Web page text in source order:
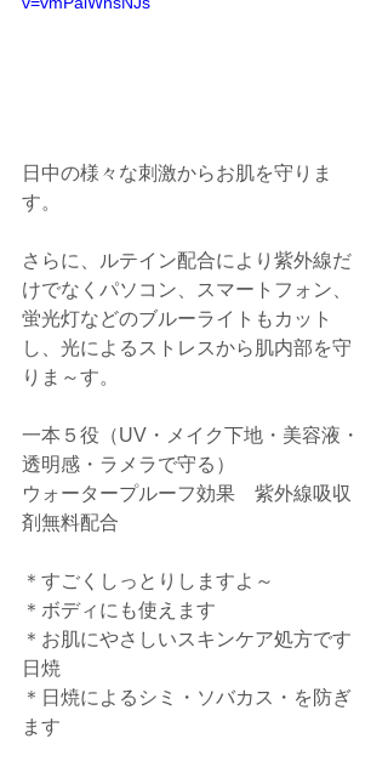
日中の様々な刺激からお肌を守りま
す。
さらに、ルテイン配合により紫外線だ
けでなくパソコン、スマートフォン、
蛍光灯などのブルーライトもカット
し、光によるストレスから肌内部を守
りま～す。
一本５役（UV・メイク下地・美容液・
透明感・ラメラで守る）
ウォータープルーフ効果　紫外線吸収
剤無料配合
＊すごくしっとりしますよ～
＊ボディにも使えます
＊お肌にやさしいスキンケア処方です
日焼
＊日焼によるシミ・ソバカス・を防ぎ
ます